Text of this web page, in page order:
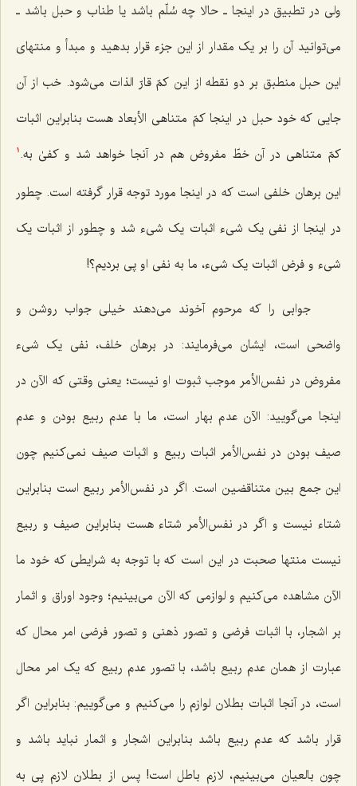
ولى در تطبیق در اینجا ـ حالا چه سُلّم باشد یا طناب و حبل باشد ـ
می‌توانید آن را بر یک مقدار از این جزء قرار بدهید و مبدأ و منتهای
این حبل منطبق بر دو نقطه از این کمّ قارّ الذات مى‌شود. خب از آن
جایى که خود حبل در اینجا کمّ متناهى الأبعاد هست بنابراین اثبات
کمّ متناهى در آن خطّ مفروض هم در آنجا خواهد شد وکفىٰ به.
1
این برهان خلفى است که در اینجا مورد توجه قرار گرفته است. چطور
در اینجا از نفى یک شىء اثبات یک شىء شد و چطور از اثبات یک
شىء و فرض اثبات یک شىء، ما به نفى او پى بردیم؟!
جوابى را که مرحوم آخوند مى‌دهند خیلى جواب روشن و
واضحی است، ایشان مى‌فرمایند: در برهان خلف، نفى یک شىء
مفروض در نفس‌الأمر موجب ثبوت او نیست؛ یعنى وقتى که الآن در
اینجا مى‌گویید: الآن عدم بهار است، ما با عدم ربیع بودن و عدم
صیف بودن در نفس‌الأمر اثبات ربیع و اثبات صیف نمى‌کنیم چون
این جمع بین متناقضین است. اگر در نفس‌الأمر ربیع است بنابراین
شتاء نیست و اگر در نفس‌الأمر شتاء هست بنابراین صیف و ربیع
نیست منتها صحبت در این است که با توجه به شرایطى که خود ما
الآن مشاهده مى‌کنیم و لوازمى که الآن مى‌بینیم؛ وجود اوراق و اثمار
بر اشجار، با اثبات فرضى و تصور ذهنى و تصور فرضى امر محال که
عبارت از همان عدم ربیع باشد، با تصور عدم ربیع که یک امر محال
است، در آنجا اثبات بطلان لوازم را مى‌کنیم و مى‌گوییم: بنابراین اگر
قرار باشد که عدم ربیع باشد بنابراین اشجار و اثمار نباید باشد و
چون بالعیان مى‌بینیم، لازم باطل است! پس از بطلان لازم پى به